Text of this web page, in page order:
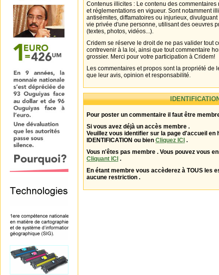
Contenus illicites : Le contenu des
et réglementations en vigueur. Sont notamment
antisémites, diffamatoires ou injurieux,
vie privée d'une personne, utilisant des oeuvres
(textes, photos, vidéos...).
Cridem se réserve le droit de ne pas valider tout
contrevenir à la loi, ainsi que tout commentaire
grossier. Merci pour votre participation à Cridem!
Les commentaires et propos sont la propriété de
que leur avis, opinion et responsabilité.
Pour poster un commentaire il faut être
Si vous avez déjà un accès membre .
Veuillez vous identifier sur la page d'accueil en
IDENTIFICATION ou bien Cliquez ICI .
Vous n'êtes pas membre . Vous pouvez vous
Cliquant ICI .
En étant membre vous accèderez à TOUS les
aucune restriction .